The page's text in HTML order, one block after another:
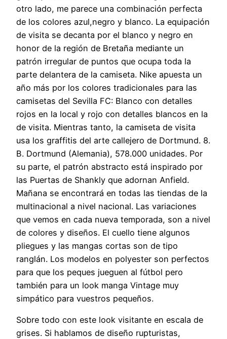
otro lado, me parece una combinación perfecta
de los colores azul,negro y blanco. La equipación
de visita se decanta por el blanco y negro en
honor de la región de Bretaña mediante un
patrón irregular de puntos que ocupa toda la
parte delantera de la camiseta. Nike apuesta un
año más por los colores tradicionales para las
camisetas del Sevilla FC: Blanco con detalles
rojos en la local y rojo con detalles blancos en la
de visita. Mientras tanto, la camiseta de visita
usa los graffitis del arte callejero de Dortmund. 8.
B. Dortmund (Alemania), 578.000 unidades. Por
su parte, el patrón abstracto está inspirado por
las Puertas de Shankly que adornan Anfield.
Mañana se encontrará en todas las tiendas de la
multinacional a nivel nacional. Las variaciones
que vemos en cada nueva temporada, son a nivel
de colores y diseños. El cuello tiene algunos
pliegues y las mangas cortas son de tipo
ranglán. Los modelos en polyester son perfectos
para que los peques jueguen al fútbol pero
también para un look manga Vintage muy
simpático para vuestros pequeños.
Sobre todo con este look visitante en escala de
grises. Si hablamos de diseño rupturistas,